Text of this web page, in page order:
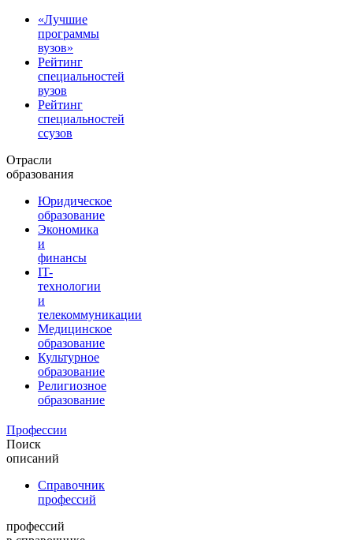
«Лучшие
программы
вузов»
Рейтинг
специальностей
вузов
Рейтинг
специальностей
ссузов
Отрасли
образования
Юридическое
образование
Экономика
и
финансы
IT-
технологии
и
телекоммуникации
Медицинское
образование
Культурное
образование
Религиозное
образование
Профессии
Поиск
описаний
Справочник
профессий
профессий